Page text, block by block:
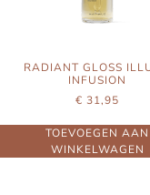
RADIANT GLOSS
INFUSION
€ 31,95
TOEVOEGEN AAN
WINKELWAGEN